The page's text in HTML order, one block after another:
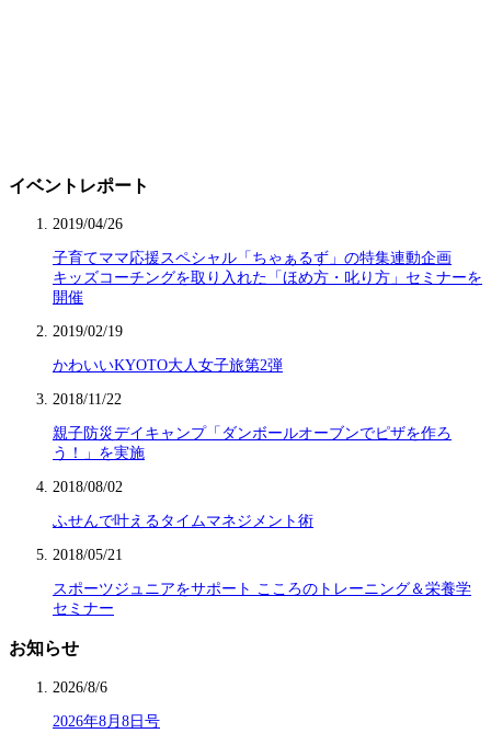
イベントレポート
2019/04/26
子育てママ応援スペシャル「ちゃぁるず」の特集連動企画
キッズコーチングを取り入れた「ほめ方・叱り方」セミナーを
開催
2019/02/19
かわいいKYOTO大人女子旅第2弾
2018/11/22
親子防災デイキャンプ「ダンボールオーブンでピザを作ろ
う！」を実施
2018/08/02
ふせんで叶えるタイムマネジメント術
2018/05/21
スポーツジュニアをサポート こころのトレーニング＆栄養学
セミナー
お知らせ
2026/8/6
2026年8月8日号